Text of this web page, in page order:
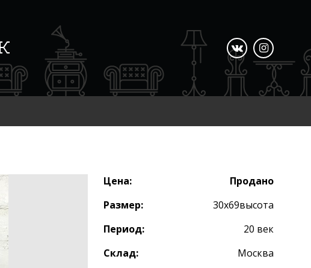
Цена:
Продано
Размер:
30х69высота
Период:
20 век
Склад:
Москва